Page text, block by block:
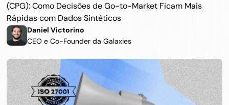
(CPG): Como Decisões de Go-to-Market Ficam Mais
Rápidas com Dados Sintéticos
Daniel Victorino
CEO e Co-Founder da Galaxies